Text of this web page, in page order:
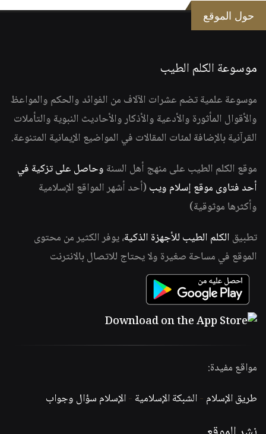
حول الموقع
موسوعة الكلم الطيب
موسوعة علمية تضم عشرات الآلاف من الفوائد والحكم والمواعظ
والأقوال المأثورة والأدعية والأذكار والأحاديث النبوية والتأملات
القرآنية بالإضافة لمئات المقالات في المواضيع الإيمانية المتنوعة.
موقع الكلم الطيب على منهج أهل السنة وحاصل على تزكية في
أحد فتاوى موقع إسلام ويب (أحد أشهر المواقع الإسلامية
وأكثرها موثوقية)
تطبيق الكلم الطيب للأجهزة الذكية، يوفر الكثير من محتوى
الموقع في مساحة صغيرة ولا يحتاج للاتصال بالانترنت
مواقع مفيدة:
طريق الإسلام -الشبكة الإسلامية -الإسلام سؤال وجواب